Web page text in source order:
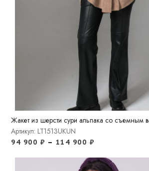
Жакет из шерсти сури альпака со съемным
Артикул: LT1513UKUN
94 900 ₽ – 114 900 ₽